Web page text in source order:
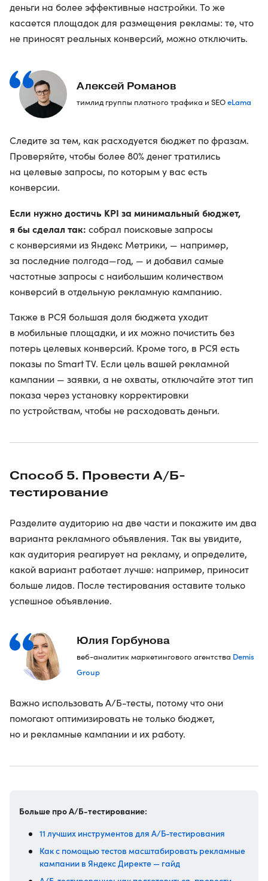
деньги на более эффективные настройки. То же
касается площадок для размещения рекламы: те, что
не приносят реальных конверсий, можно отключить.
Алексей Романов
тимлид группы платного трафика и SEOeLama
Следите за тем, как расходуется бюджет по фразам.
Проверяйте, чтобы более 80% денег тратились
на целевые запросы, по которым у вас есть
конверсии.
Если нужно достичь KPI за минимальный бюджет,
я бы сделал так: собрал поисковые запросы
с конверсиями из Яндекс Метрики, — например,
за последние полгода—год, — и добавил самые
частотные запросы с наибольшим количеством
конверсий в отдельную рекламную кампанию.
Также в РСЯ большая доля бюджета уходит
в мобильные площадки, и их можно почистить без
потерь целевых конверсий. Кроме того, в РСЯ есть
показы по Smart TV. Если цель вашей рекламной
кампании — заявки, а не охваты, отключайте этот тип
показа через установку корректировки
по устройствам, чтобы не расходовать деньги.
Способ 5. Провести А/Б-
тестирование
Разделите аудиторию на две части и покажите им два
варианта рекламного объявления. Так вы увидите,
как аудитория реагирует на рекламу, и определите,
какой вариант работает лучше: например, приносит
больше лидов. После тестирования оставите только
успешное объявление.
Юлия Горбунова
веб-аналитик маркетингового агентства Demis
Group
Важно использовать A/Б-тесты, потому что они
помогают оптимизировать не только бюджет,
но и рекламные кампании и их работу.
Больше про А/Б-тестирование:
11 лучших инструментов для A/Б-тестирования
Как с помощью тестов масштабировать рекламные
кампании в Яндекс Директе — гайд